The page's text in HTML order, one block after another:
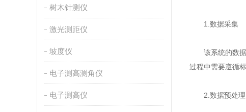
树木针测仪
激光测距仪
坡度仪
电子测高测角仪
电子测高仪
1.数据采集
该系统的数据
过程中需要遵循
2.数据预处理